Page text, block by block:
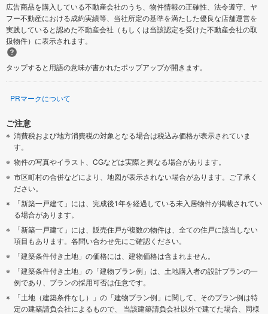
広告商品を購入している不動産会社のうち、物件情報の正確性、法令遵守、ヤ
フー不動産における成約実績等、当社所定の基準を満たした優良な店舗運営を
実践していると認めた不動産会社（もしくは当該認定を受けた不動産会社の取
扱物件）に表示されます。
タップすると用語の意味が書かれたポップアップが開きます。
PRマークについて
ご注意
消費税および地方消費税の対象となる場合は税込み価格が表示されていま
す。
物件の写真やイラスト、CGなどは実際と異なる場合があります。
市区町村の合併などにより、地図が表示されない場合があります。ご了承く
ださい。
「新築一戸建て」には、完成後1年を経過している未入居物件が掲載されてい
る場合があります。
「新築一戸建て」には、販売住戸が複数の物件は、全ての住戸に該当しない
項目もあります。各問い合わせ先にご確認ください。
「建築条件付き土地」の価格には、建物価格は含まれません。
「建築条件付き土地」の「建物プラン例」は、土地購入者の設計プランの一
例であり、プランの採用可否は任意です。
「土地（建築条件なし）」の「建物プラン例」に関して、そのプラン例は特
定の建築請負会社によるもので、 当該建築請負会社以外で建てた場合、同様